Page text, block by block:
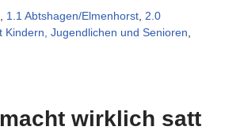
, 1.1 Abtshagen/Elmenhorst, 2.0
Kindern, Jugendlichen und Senioren,
wirklich satt